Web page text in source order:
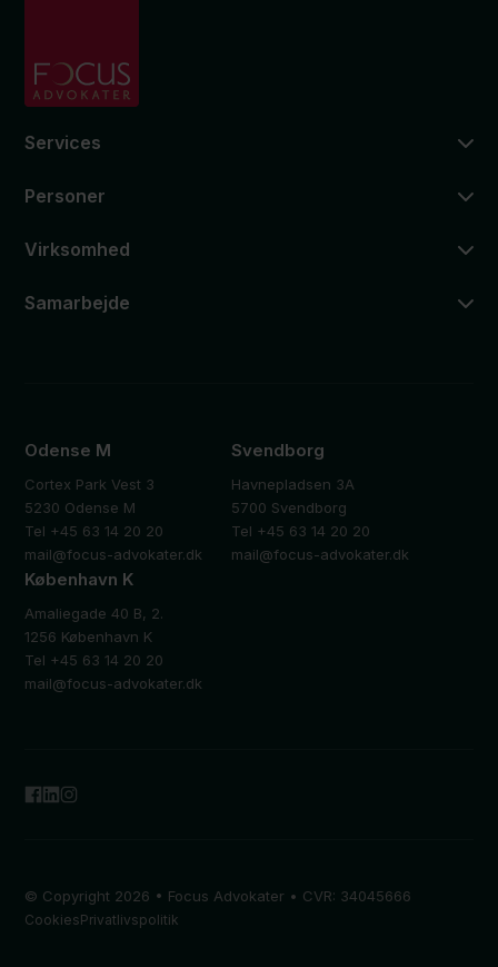
Services
Personer
Virksomhed
Samarbejde
Odense M
Cortex Park Vest 3
5230 Odense M
Tel +45 63 14 20 20
mail@focus-advokater.dk
Svendborg
Havnepladsen 3A
5700 Svendborg
Tel +45 63 14 20 20
mail@focus-advokater.dk
København K
Amaliegade 40 B, 2.
1256 København K
Tel +45 63 14 20 20
mail@focus-advokater.dk
© Copyright 2026 • Focus Advokater • CVR: 34045666
CookiesPrivatlivspolitik